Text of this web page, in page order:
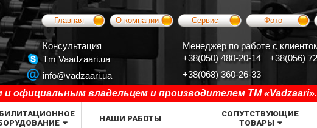
Главная О компании Сервис Фото
Консультация
Tm Vaadzaari.ua
info@vadzaari.ua
Менеджер по работе с
+38(050) 480-20-14
+38(056)
+38(068) 360-26-33
официальным владельцем и производителем ТМ
НАШИ РАБОТЫ
СОПУТСТВУЮЩИЕ
ТОВАРЫ